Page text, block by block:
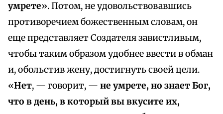
умрете». Потом, не удовольствовавшись
противоречием божественным словам, он
еще представляет Создателя завистливым,
чтобы таким образом удобнее ввести в обман
и, обольстив жену, достигнуть своей цели.
«Нет, — говорит, — не умрете, но знает Бог,
что в день, в который вы вкусите их,